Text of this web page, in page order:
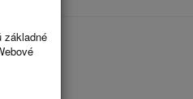
základné